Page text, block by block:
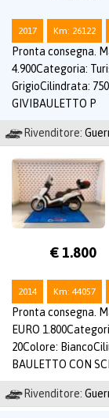
2017 Km: 26122
Pronta consegna.
4.900Categoria:
GrigioCilindrata:
GIVIBAULETTO P
Rivenditore:
€ 1.800
2014 Km: 44057
Pronta consegna.
EURO
20Colore:
BAULETTO CON
Rivenditore: